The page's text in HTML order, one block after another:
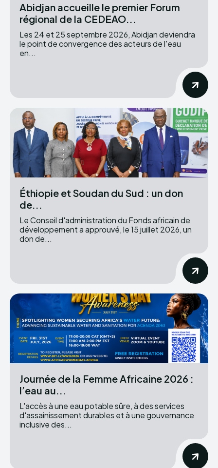
Abidjan accueille le premier Forum
régional de la CEDEAO...
Les 24 et 25 septembre 2026, Abidjan deviendra
le point de convergence des acteurs de l'eau
en...
Éthiopie et Soudan du Sud : un don
de...
Le Conseil d'administration du Fonds africain de
développement a approuvé, le 15 juillet 2026, un
don de...
Journée de la Femme Africaine 2026 :
l’eau au...
L'accès à une eau potable sûre, à des services
d'assainissement durables et à une gouvernance
inclusive des...